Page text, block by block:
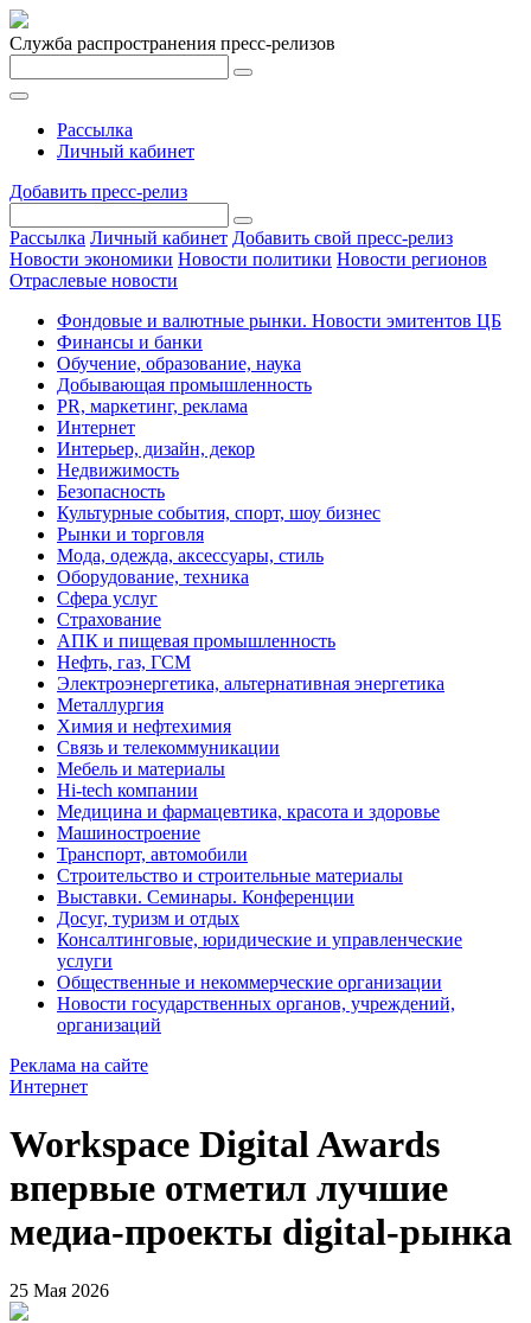
Служба распространения пресс-релизов
Рассылка
Личный кабинет
Добавить пресс-релиз
Рассылка Личный кабинет Добавить свой пресс-релиз
Новости экономики Новости политики Новости регионов
Отраслевые новости
Фондовые и валютные рынки. Новости эмитентов ЦБ
Финансы и банки
Обучение, образование, наука
Добывающая промышленность
PR, маркетинг, реклама
Интернет
Интерьер, дизайн, декор
Недвижимость
Безопасность
Культурные события, спорт, шоу бизнес
Рынки и торговля
Мода, одежда, аксессуары, стиль
Оборудование, техника
Сфера услуг
Страхование
АПК и пищевая промышленность
Нефть, газ, ГСМ
Электроэнергетика, альтернативная энергетика
Металлургия
Химия и нефтехимия
Связь и телекоммуникации
Мебель и материалы
Hi-tech компании
Медицина и фармацевтика, красота и здоровье
Машиностроение
Транспорт, автомобили
Строительство и строительные материалы
Выставки. Семинары. Конференции
Досуг, туризм и отдых
Консалтинговые, юридические и управленческие
услуги
Общественные и некоммерческие организации
Новости государственных органов, учреждений,
организаций
Реклама на сайте
Интернет
Workspace Digital Awards
впервые отметил лучшие
медиа-проекты digital-рынка
25 Мая 2026